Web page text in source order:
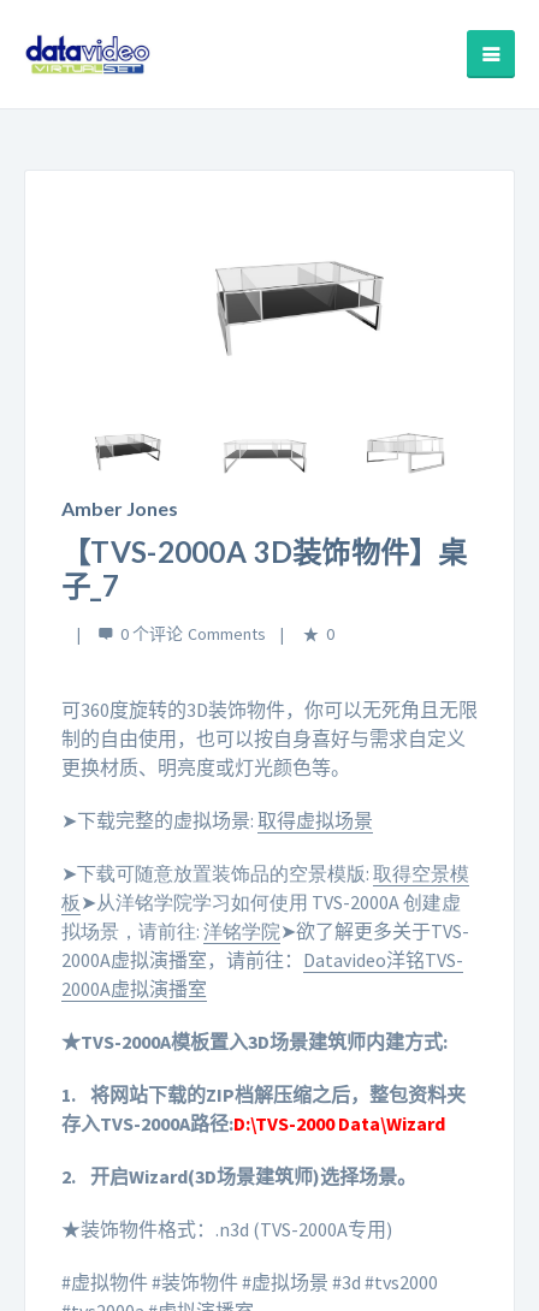
Amber Jones
【TVS-2000A 3D装饰物件】桌
子_7
0 个评论 0
可360度旋转的3D装饰物件，你可以无死角且无限
制的自由使用，也可以按自身喜好与需求自定义
更换材质、明亮度或灯光颜色等。
➤下载完整的虚拟场景: 取得虚拟场景
➤下载可随意放置装饰品的空景模版: 取得空景模
板 ➤从洋铭学院学习如何使用 TVS-2000A 创建虚
拟场景，请前往: 洋铭学院➤欲了解更多关于TVS-
2000A虚拟演播室，请前往： Datavideo洋铭TVS-
2000A虚拟演播室
★TVS-2000A模板置入3D场景建筑师内建方式:
1. 将网站下载的ZIP档解压缩之后，整包资料夹
存入TVS-2000A路径:D:\TVS-2000 Data\Wizard
2. 开启Wizard(3D场景建筑师)选择场景。
★装饰物件格式：.n3d (TVS-2000A专用)
#虚拟物件 #装饰物件 #虚拟场景 #3d #tvs2000